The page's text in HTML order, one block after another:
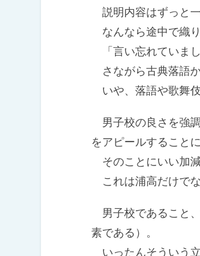
説明内容はずっと一
なんなら途中で織
「言い忘れていま
さながら古典落語
いや、落語や歌舞
男子校の良さを強
をアピールすること
そのことにいい加減
これは浦高だけで
男子校であること
素である）。
いったんそういう